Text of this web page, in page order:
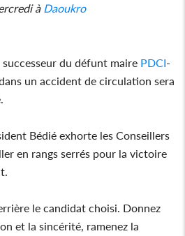
à Daoukro
du défunt maire PDCI-
un accident de circulation sera
Bédié exhorte les Conseillers
en rangs serrés pour la victoire
le candidat choisi. Donnez
et la sincérité, ramenez la